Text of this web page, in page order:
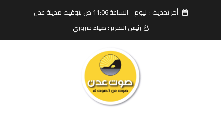
أخر تحديث : اليوم - الساعة 11:06 ص بتوقيت مدينة عدن
رئيس التحرير : ضياء سروري